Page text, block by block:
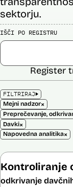
sektorju.
IŠČI PO REGISTRU
FILTRIRAJ
Mejni nadzor×
Davki×
Napovedna analitika×
Register
Kontroliranje
odkrivanje